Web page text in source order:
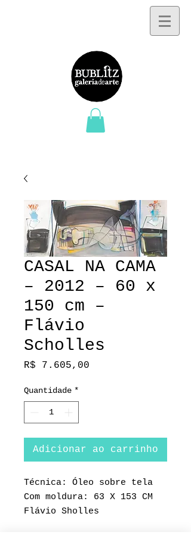
CASAL NA CAMA
– 2012 – 60 x
150 cm –
Flávio
Scholles
R$ 7.605,00
Quantidade *
Adicionar ao carrinho
Técnica: Óleo sobre tela
Com moldura: 63 X 153 CM
Flávio Sholles